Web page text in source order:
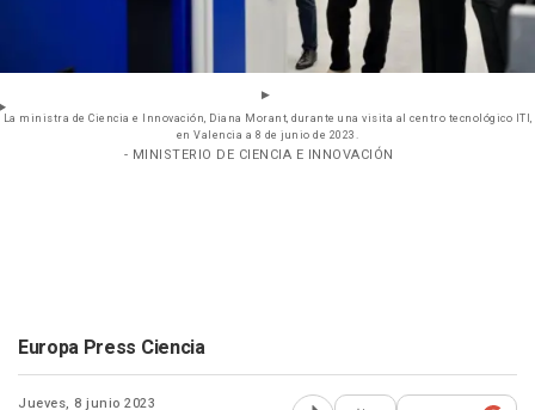
La ministra de Ciencia e Innovación, Diana Morant, durante una visita al centro tecnológico ITI,
en Valencia a 8 de junio de 2023.
- MINISTERIO DE CIENCIA E INNOVACIÓN
Europa Press Ciencia
Jueves, 8 junio 2023